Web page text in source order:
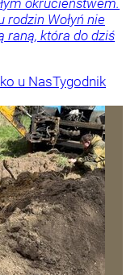
Wołyń nie
raną, która do dziś
u NasTygodnik